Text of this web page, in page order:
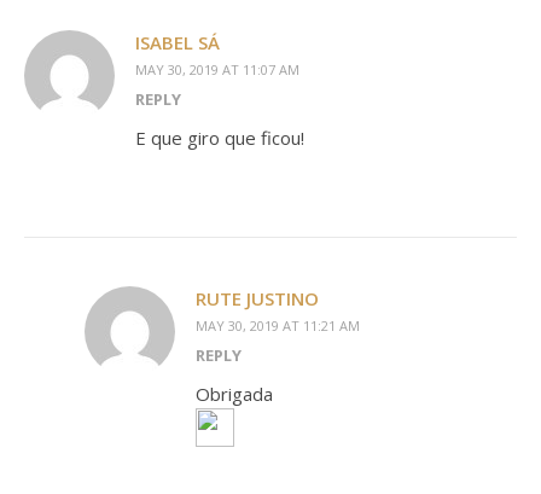
ISABEL SÁ
MAY 30, 2019 AT 11:07 AM
REPLY
E que giro que ficou!
RUTE JUSTINO
MAY 30, 2019 AT 11:21 AM
REPLY
Obrigada